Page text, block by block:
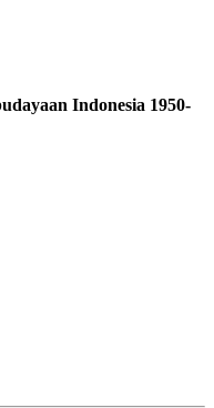
Indonesia 1950-